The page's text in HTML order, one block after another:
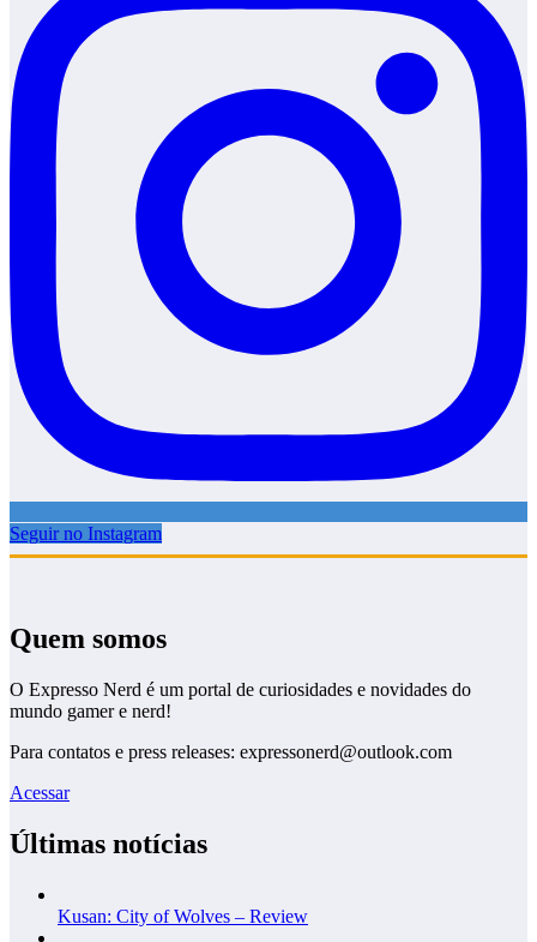
Seguir no Instagram
Quem somos
O Expresso Nerd é um portal de curiosidades e novidades do
mundo gamer e nerd!
Para contatos e press releases: expressonerd@outlook.com
Acessar
Últimas notícias
Kusan: City of Wolves – Review